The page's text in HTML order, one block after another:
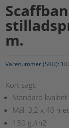
m.
Varenummer (SKU):
Kort sagt:
Standard
Mål: 3,2 x 40
150 g./m2